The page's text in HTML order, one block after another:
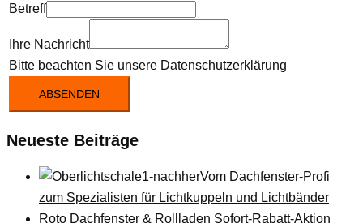
Betreff
Ihre Nachricht
Bitte beachten Sie unsere Datenschutzerklärung
ABSENDEN
Neueste Beiträge
Vom Dachfenster-Profi
zum Spezialisten für Lichtkuppeln und Lichtbänder
Roto Dachfenster & Rollladen Sofort-Rabatt-Aktion